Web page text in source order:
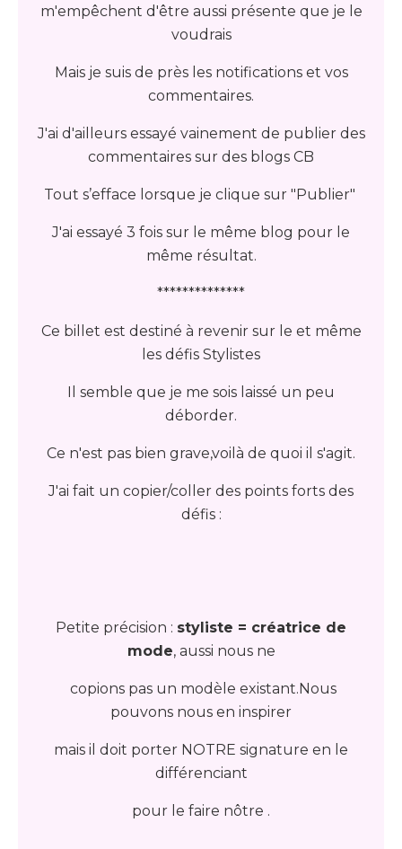
m'empêchent d'être aussi présente que je le
voudrais
Mais je suis de près les notifications et vos
commentaires.
J'ai d'ailleurs essayé vainement de publier des
commentaires sur des blogs CB
Tout s’efface lorsque je clique sur "Publier"
J'ai essayé 3 fois sur le même blog pour le
même résultat.
**************
Ce billet est destiné à revenir sur le et même
les défis Stylistes
Il semble que je me sois laissé un peu
déborder.
Ce n'est pas bien grave,voilà de quoi il s'agit.
J'ai fait un copier/coller des points forts des
défis :
Petite précision : styliste = créatrice de
mode, aussi nous ne
copions pas un modèle existant.Nous
pouvons nous en inspirer
mais il doit porter NOTRE signature en le
différenciant
pour le faire nôtre .